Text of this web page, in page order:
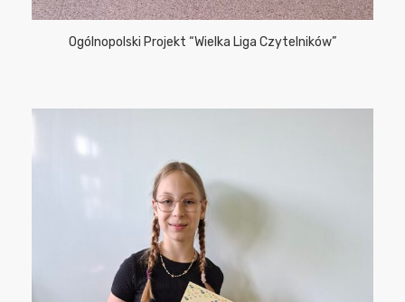
Ogólnopolski Projekt “Wielka Liga Czytelników”